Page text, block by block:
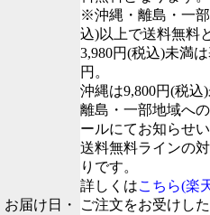
※沖縄・離島・一
込)以上で送料無料
3,980円(税込)未満
円。
沖縄は9,800円(税込)
離島・一部地域へ
ールにてお知らせい
送料無料ラインの
りです。
詳しくはこちら(楽
お届け日・
ご注文をお受けし